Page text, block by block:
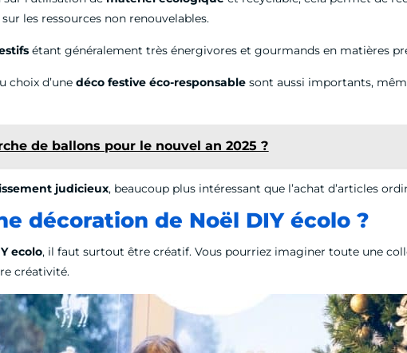
les ressources non renouvelables.
étant généralement très énergivores et gourmands en matières
choix d’une déco festive éco-responsable sont aussi importants,
de ballons pour le nouvel an 2025 ?
judicieux, beaucoup plus intéressant que l’achat d’articles
décoration de Noël DIY écolo ?
ecolo, il faut surtout être créatif. Vous pourriez imaginer toute une
créativité.